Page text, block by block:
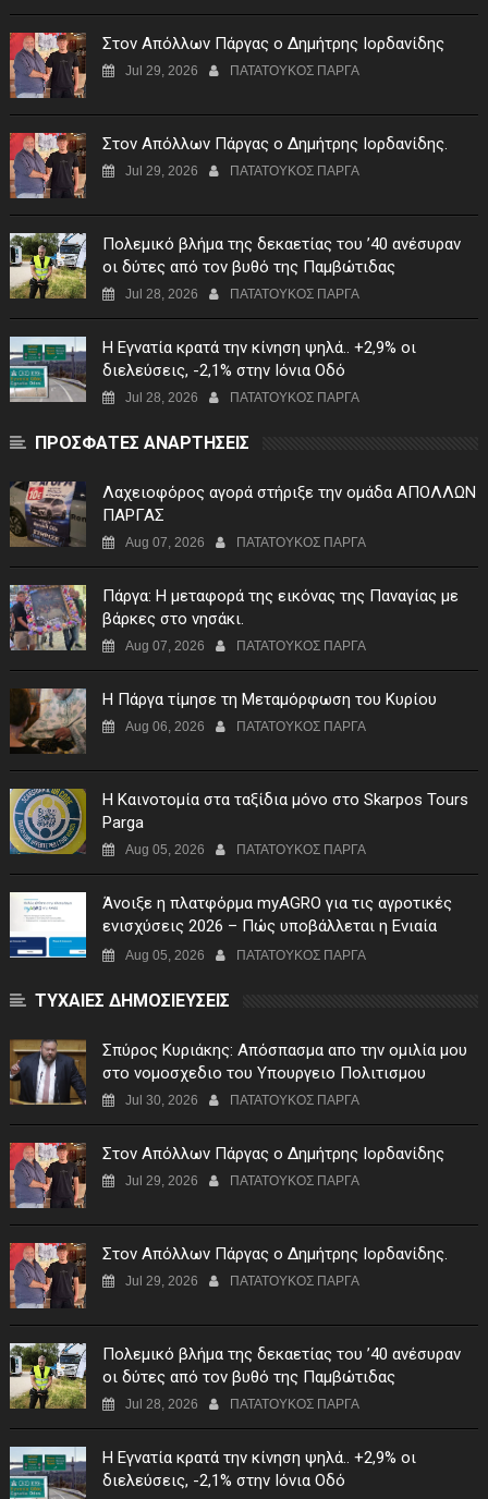
Στον Απόλλων Πάργας ο Δημήτρης Ιορδανίδης
Jul 29, 2026 ΠΑΤΑΤΟΥΚΟΣ ΠΑΡΓΑ
Στον Απόλλων Πάργας ο Δημήτρης Ιορδανίδης.
Jul 29, 2026 ΠΑΤΑΤΟΥΚΟΣ ΠΑΡΓΑ
Πολεμικό βλήμα της δεκαετίας του ’40 ανέσυραν
οι δύτες από τον βυθό της Παμβώτιδας
Jul 28, 2026 ΠΑΤΑΤΟΥΚΟΣ ΠΑΡΓΑ
Η Εγνατία κρατά την κίνηση ψηλά.. +2,9% οι
διελεύσεις, -2,1% στην Ιόνια Οδό
Jul 28, 2026 ΠΑΤΑΤΟΥΚΟΣ ΠΑΡΓΑ
ΠΡΟΣΦΑΤΕΣ ΑΝΑΡΤΗΣΕΙΣ
Λαχειοφόρος αγορά στήριξε την ομάδα ΑΠΟΛΛΩΝ
ΠΑΡΓΑΣ
Aug 07, 2026 ΠΑΤΑΤΟΥΚΟΣ ΠΑΡΓΑ
Πάργα: Η μεταφορά της εικόνας της Παναγίας με
βάρκες στο νησάκι.
Aug 07, 2026 ΠΑΤΑΤΟΥΚΟΣ ΠΑΡΓΑ
Η Πάργα τίμησε τη Μεταμόρφωση του Κυρίου
Aug 06, 2026 ΠΑΤΑΤΟΥΚΟΣ ΠΑΡΓΑ
Η Καινοτομία στα ταξίδια μόνο στο Skarpos Tours
Parga
Aug 05, 2026 ΠΑΤΑΤΟΥΚΟΣ ΠΑΡΓΑ
Άνοιξε η πλατφόρμα myAGRO για τις αγροτικές
ενισχύσεις 2026 – Πώς υποβάλλεται η Ενιαία
Αίτηση Ενίσχυσης
Aug 05, 2026 ΠΑΤΑΤΟΥΚΟΣ ΠΑΡΓΑ
ΤΥΧΑΙΕΣ ΔΗΜΟΣΙΕΥΣΕΙΣ
Σπύρος Κυριάκης: Απόσπασμα απο την ομιλία μου
στο νομοσχεδιο του Υπουργειο Πολιτισμου
Jul 30, 2026 ΠΑΤΑΤΟΥΚΟΣ ΠΑΡΓΑ
Στον Απόλλων Πάργας ο Δημήτρης Ιορδανίδης
Jul 29, 2026 ΠΑΤΑΤΟΥΚΟΣ ΠΑΡΓΑ
Στον Απόλλων Πάργας ο Δημήτρης Ιορδανίδης.
Jul 29, 2026 ΠΑΤΑΤΟΥΚΟΣ ΠΑΡΓΑ
Πολεμικό βλήμα της δεκαετίας του ’40 ανέσυραν
οι δύτες από τον βυθό της Παμβώτιδας
Jul 28, 2026 ΠΑΤΑΤΟΥΚΟΣ ΠΑΡΓΑ
Η Εγνατία κρατά την κίνηση ψηλά.. +2,9% οι
διελεύσεις, -2,1% στην Ιόνια Οδό